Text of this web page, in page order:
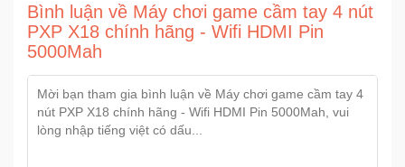
Bình luận về Máy chơi game cầm tay 4 nút
PXP X18 chính hãng - Wifi HDMI Pin
5000Mah